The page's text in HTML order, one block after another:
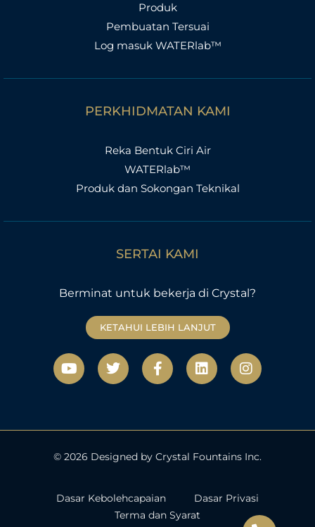
Produk
Pembuatan Tersuai
Log masuk WATERlab™
PERKHIDMATAN KAMI
Reka Bentuk Ciri Air
WATERlab™
Produk dan Sokongan Teknikal
SERTAI KAMI
Berminat untuk bekerja di Crystal?
KETAHUI LEBIH LANJUT
Y
o
u
b
T
w
i
e
F
a
c
o
k
L
i
n
d
n
I
n
s
g
a
© 2026 Designed by Crystal Fountains Inc.
Dasar Kebolehcapaian
Dasar Privasi
Terma dan Syarat